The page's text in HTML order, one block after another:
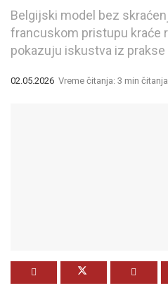
Belgijski model bez
francuskom pristupu kraće
pokazuju iskustva iz prakse
02.05.2026 Vreme čitanja: 3 min čitanja